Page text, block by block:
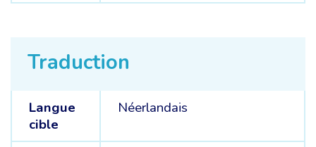
Traduction
Langue
cible
Néerlandais